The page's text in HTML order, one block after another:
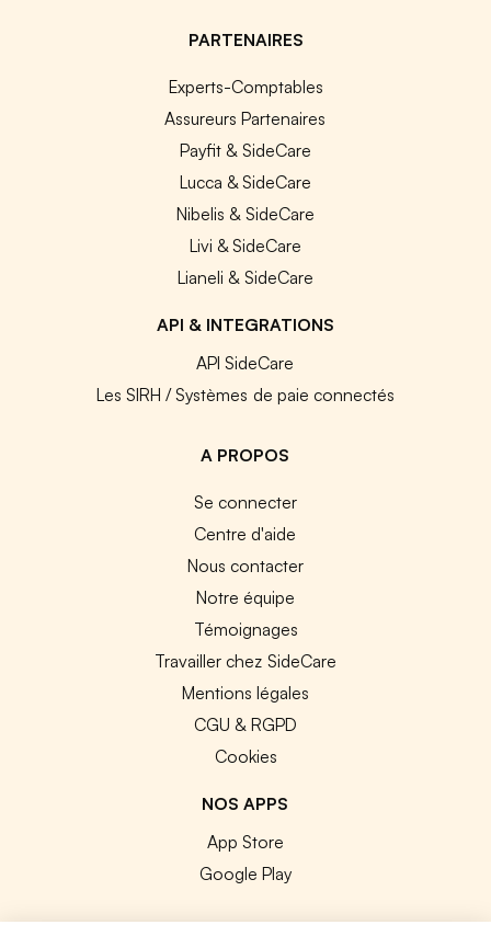
PARTENAIRES
Experts-Comptables
Assureurs Partenaires
Payfit & SideCare
Lucca & SideCare
Nibelis & SideCare
Livi & SideCare
Lianeli & SideCare
API & INTEGRATIONS
API SideCare
Les SIRH / Systèmes de paie connectés
A PROPOS
Se connecter
Centre d'aide
Nous contacter
Notre équipe
Témoignages
Travailler chez SideCare
Mentions légales
CGU & RGPD
Cookies
NOS APPS
App Store
Google Play